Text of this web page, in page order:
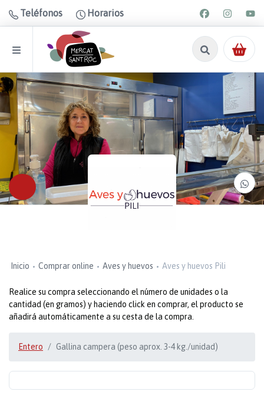
Teléfonos Horarios
Inicio Comprar online Aves y huevos Aves y huevos Pili
Realice su compra seleccionando el número de unidades o la
cantidad (en gramos) y haciendo click en comprar, el producto se
añadirá automáticamente a su cesta de la compra.
Entero Gallina campera (peso aprox. 3-4 kg./unidad)